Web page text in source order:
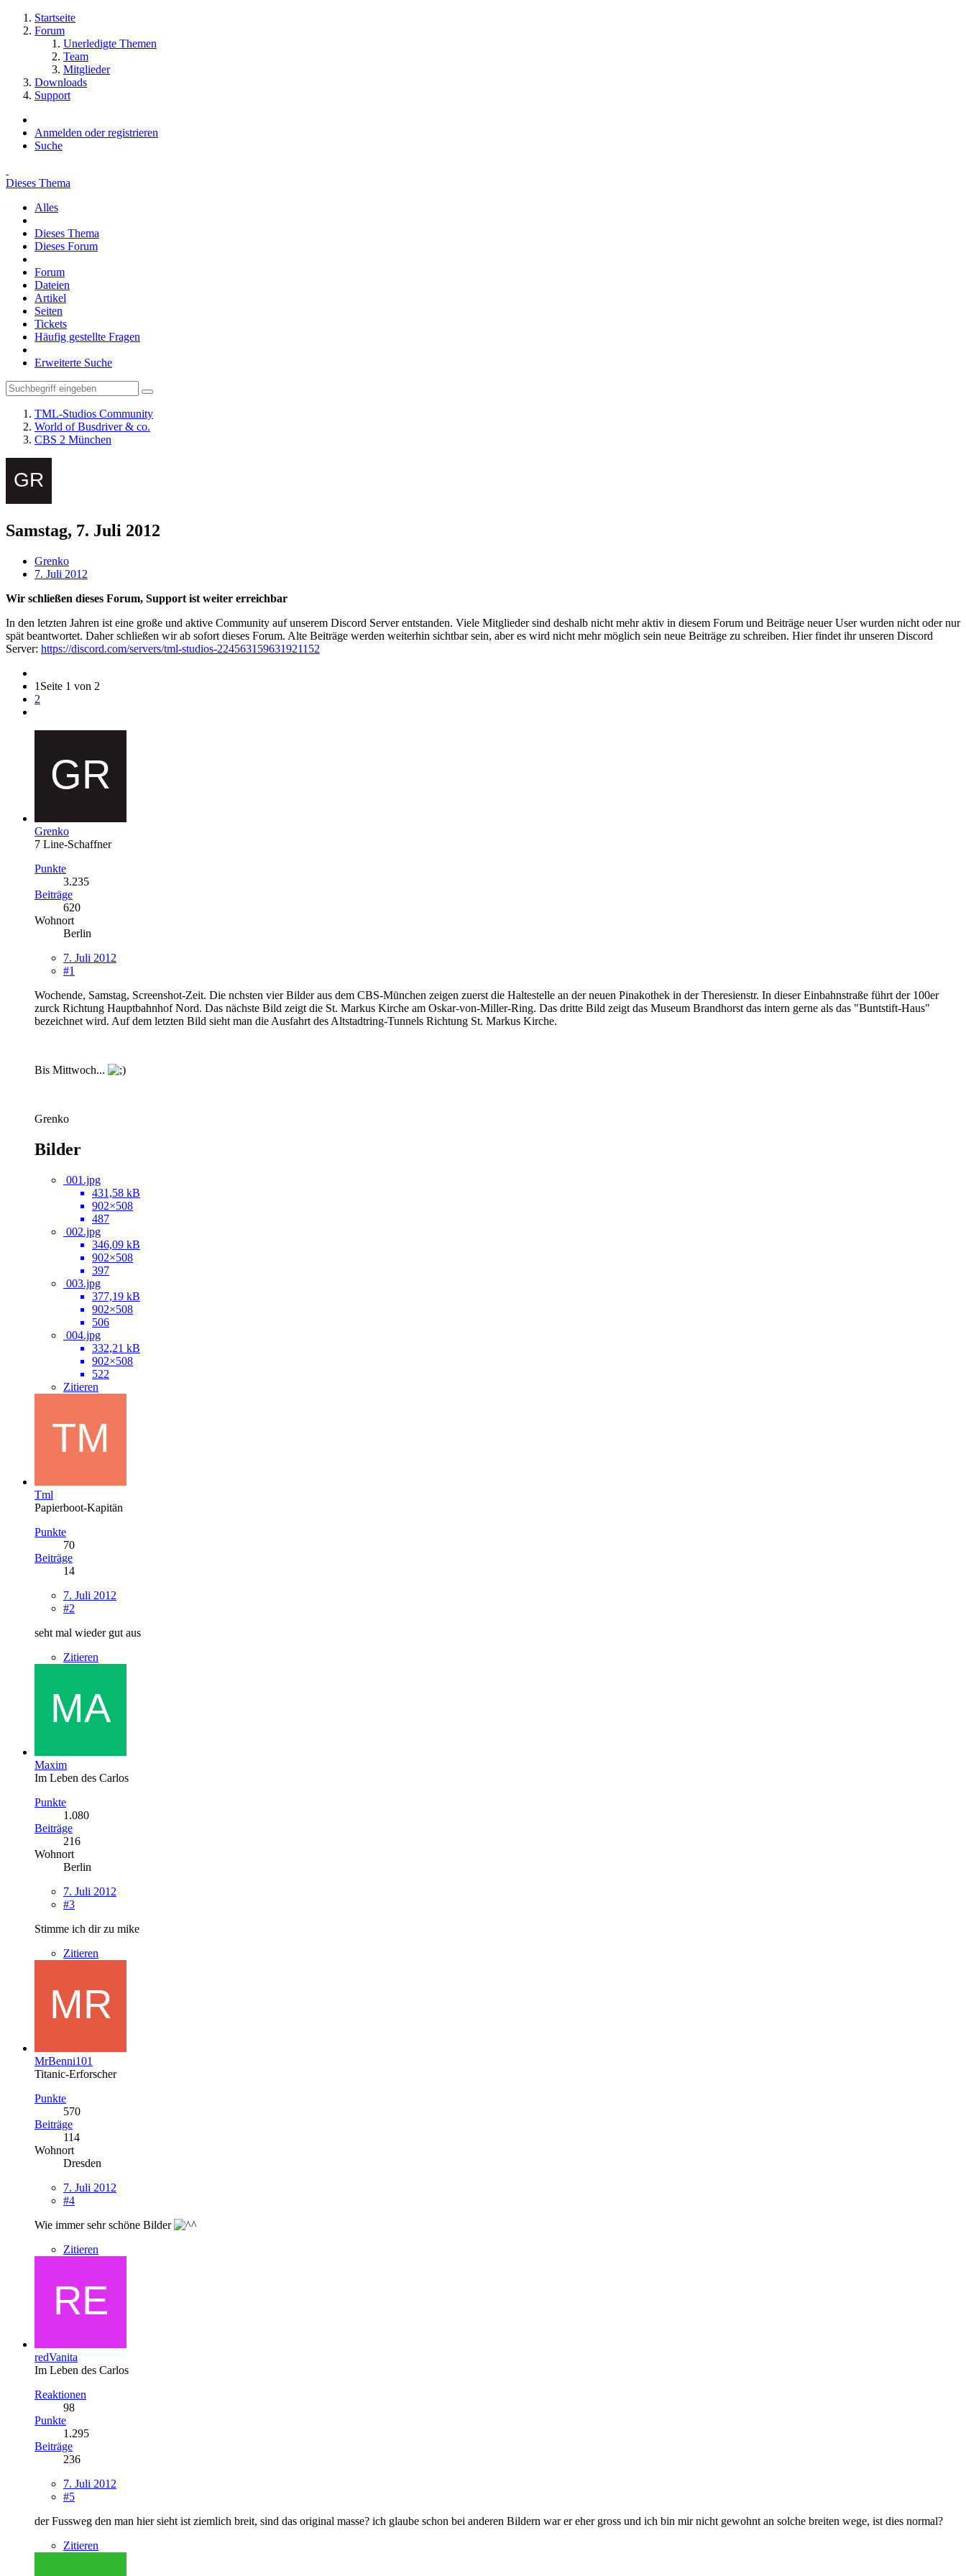
Startseite
Forum
Unerledigte Themen
Team
Mitglieder
Downloads
Support
Anmelden oder registrieren
Suche
Dieses Thema
Alles
Dieses Thema
Dieses Forum
Forum
Dateien
Artikel
Seiten
Tickets
Häufig gestellte Fragen
Erweiterte Suche
TML-Studios Community
World of Busdriver & co.
CBS 2 München
Samstag, 7. Juli 2012
Grenko
7. Juli 2012
Wir schließen dieses Forum, Support ist weiter erreichbar
In den letzten Jahren ist eine große und aktive Community auf unserem Discord Server entstanden. Viele Mitglieder sind deshalb nicht mehr aktiv in diesem Forum und Beiträge neuer User wurden nicht oder nur
spät beantwortet. Daher schließen wir ab sofort dieses Forum. Alte Beiträge werden weiterhin sichtbar sein, aber es wird nicht mehr möglich sein neue Beiträge zu schreiben. Hier findet ihr unseren Discord
Server: https://discord.com/servers/tml-studios-224563159631921152
1 Seite 1 von 2
2
Grenko
7 Line-Schaffner
Punkte
3.235
Beiträge
620
Wohnort
Berlin
7. Juli 2012
#1
Wochende, Samstag, Screenshot-Zeit. Die nchsten vier Bilder aus dem CBS-München zeigen zuerst die Haltestelle an der neuen Pinakothek in der Theresienstr. In dieser Einbahnstraße führt der 100er
zurck Richtung Hauptbahnhof Nord. Das nächste Bild zeigt die St. Markus Kirche am Oskar-von-Miller-Ring. Das dritte Bild zeigt das Museum Brandhorst das intern gerne als das "Buntstift-Haus"
bezeichnet wird. Auf dem letzten Bild sieht man die Ausfahrt des Altstadtring-Tunnels Richtung St. Markus Kirche.
Bis Mittwoch...
Grenko
Bilder
001.jpg
431,58 kB
902×508
487
002.jpg
346,09 kB
902×508
397
003.jpg
377,19 kB
902×508
506
004.jpg
332,21 kB
902×508
522
Zitieren
Tml
Papierboot-Kapitän
Punkte
70
Beiträge
14
7. Juli 2012
#2
seht mal wieder gut aus
Zitieren
Maxim
Im Leben des Carlos
Punkte
1.080
Beiträge
216
Wohnort
Berlin
7. Juli 2012
#3
Stimme ich dir zu mike
Zitieren
MrBenni101
Titanic-Erforscher
Punkte
570
Beiträge
114
Wohnort
Dresden
7. Juli 2012
#4
Wie immer sehr schöne Bilder
Zitieren
redVanita
Im Leben des Carlos
Reaktionen
98
Punkte
1.295
Beiträge
236
7. Juli 2012
#5
der Fussweg den man hier sieht ist ziemlich breit, sind das original masse? ich glaube schon bei anderen Bildern war er eher gross und ich bin mir nicht gewohnt an solche breiten wege, ist dies normal?
Zitieren